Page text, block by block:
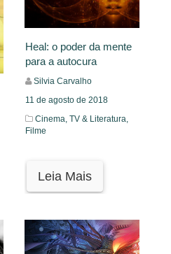
Heal: o poder da mente
para a autocura
Silvia Carvalho
11 de agosto de 2018
Cinema, TV & Literatura,
Filme
Leia Mais